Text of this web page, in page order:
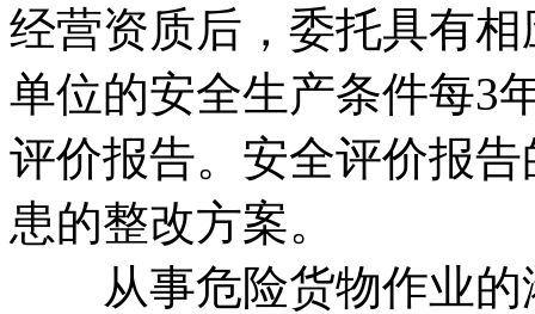
经营资质后，委托具有
单位的安全生产条件每3
评价报告。安全评价报
患的整改方案。
从事危险货物作业的